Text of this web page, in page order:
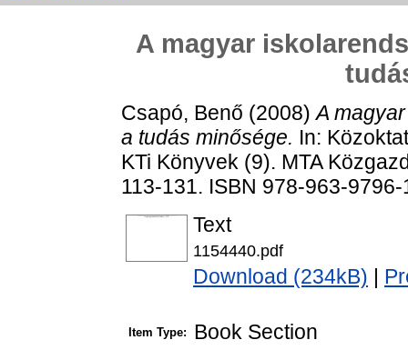
A magyar
Csapó, Benő (2008)A
a tudás minősége. In:
KTi Könyvek (9). MTA
113-131. ISBN 978-963-
Text
1154440.pdf
Download (234kB)
Item Type: Book Section